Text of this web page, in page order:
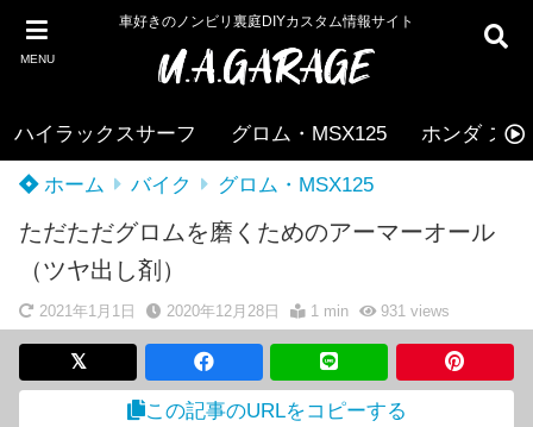
MENU
車好きのノンビリ裏庭DIYカスタム情報サイト
ハイラックスサーフ グロム・MSX125 ホンダ ズー
ホーム バイク グロム・MSX125
ただただグロムを磨くためのアーマーオール
（ツヤ出し剤）
2021年1月1日 2020年12月28日 1 min 931views
この記事のURLをコピーする